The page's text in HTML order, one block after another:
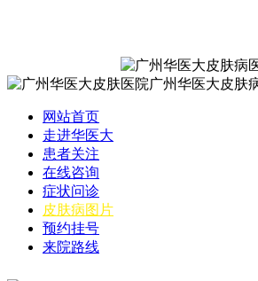
网站首页
走进华医大
患者关注
在线咨询
症状问诊
皮肤病图片
预约挂号
来院路线